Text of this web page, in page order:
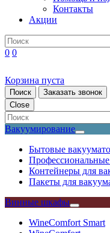
Контакты
Акции
0 0
Корзина пуста
Поиск
Заказать звонок
Close
Вакуумирование
Бытовые
Контейнеры для
Пакеты для
Винные шкафы
WineComfort Smart